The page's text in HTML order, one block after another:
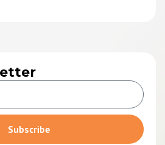
Subscribe